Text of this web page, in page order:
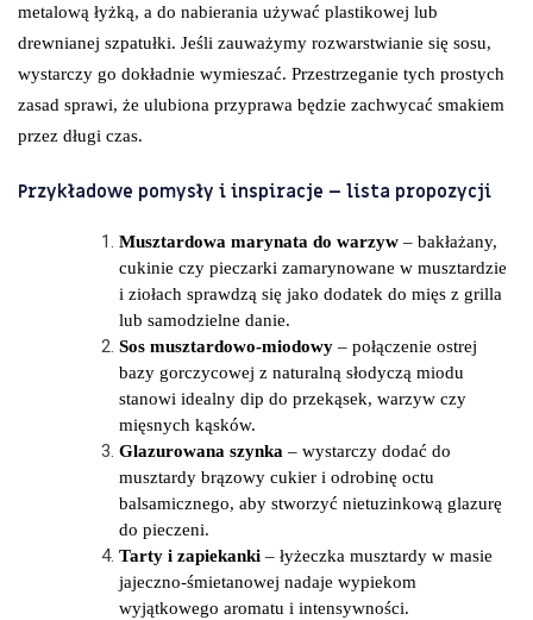
metalową łyżką, a do nabierania używać plastikowej lub
drewnianej szpatułki. Jeśli zauważymy rozwarstwianie się sosu,
wystarczy go dokładnie wymieszać. Przestrzeganie tych prostych
zasad sprawi, że ulubiona przyprawa będzie zachwycać smakiem
przez długi czas.
Przykładowe pomysły i inspiracje – lista propozycji
Musztardowa marynata do warzyw – bakłażany,
cukinie czy pieczarki zamarynowane w musztardzie
i ziołach sprawdzą się jako dodatek do mięs z grilla
lub samodzielne danie.
Sos musztardowo-miodowy – połączenie ostrej
bazy gorczycowej z naturalną słodyczą miodu
stanowi idealny dip do przekąsek, warzyw czy
mięsnych kąsków.
Glazurowana szynka – wystarczy dodać do
musztardy brązowy cukier i odrobinę octu
balsamicznego, aby stworzyć nietuzinkową glazurę
do pieczeni.
Tarty i zapiekanki – łyżeczka musztardy w masie
jajeczno-śmietanowej nadaje wypiekom
wyjątkowego aromatu i intensywności.